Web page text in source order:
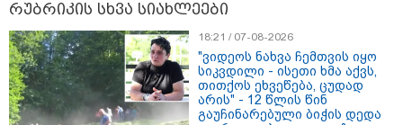
"საქართველოსთვის თქვენზე ნაკლები
მებრძოლის დედა ვატირე!" - რას ამბობს
გიორგი ბარამიძე პროკურატურის
განცხადების შემდეგ
რუბრიკის სხვა სიახლეები
18:21 / 07-08-2026
"ვიდეოს ნახვა ჩემთვის იყო
სიკვდილი - ისეთი ხმა აქვს,
თითქოს ეხვეწება, ცუდად
არის" - 12 წლის წინ
გაუჩინარებული ბიჭის დედა